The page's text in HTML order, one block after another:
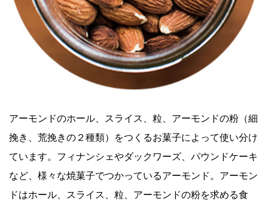
アーモンドのホール、スライス、粒、アーモンドの粉（細
挽き、荒挽きの２種類）をつくるお菓子によって使い分け
ています。フィナンシェやダックワーズ、パウンドケーキ
など、様々な焼菓子でつかっているアーモンド。アーモン
ドはホール、スライス、粒、アーモンドの粉を求める食